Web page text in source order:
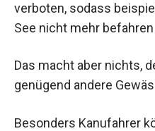
verboten, sodass
See nicht mehr
Das macht aber nichts,
genügend andere
Besonders Kanufahrer